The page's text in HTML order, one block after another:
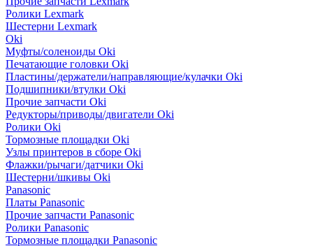
Ролики Lexmark
Шестерни Lexmark
Oki
Муфты/соленоиды Oki
Печатающие головки Oki
Пластины/держатели/направляющие/кулачки Oki
Подшипники/втулки Oki
Прочие запчасти Oki
Редукторы/приводы/двигатели Oki
Ролики Oki
Тормозные площадки Oki
Узлы принтеров в сборе Oki
Флажки/рычаги/датчики Oki
Шестерни/шкивы Oki
Panasonic
Платы Panasonic
Прочие запчасти Panasonic
Ролики Panasonic
Тормозные площадки Panasonic